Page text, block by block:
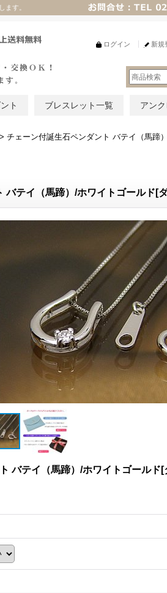
ます。
ログイン 新規
ト ブレスレット一覧 アン
> チェーン付誕生石ペンダント バテイ（馬蹄
バテイ（馬蹄）/ホワイトゴールド[
バテイ（馬蹄）/ホワイトゴールド[